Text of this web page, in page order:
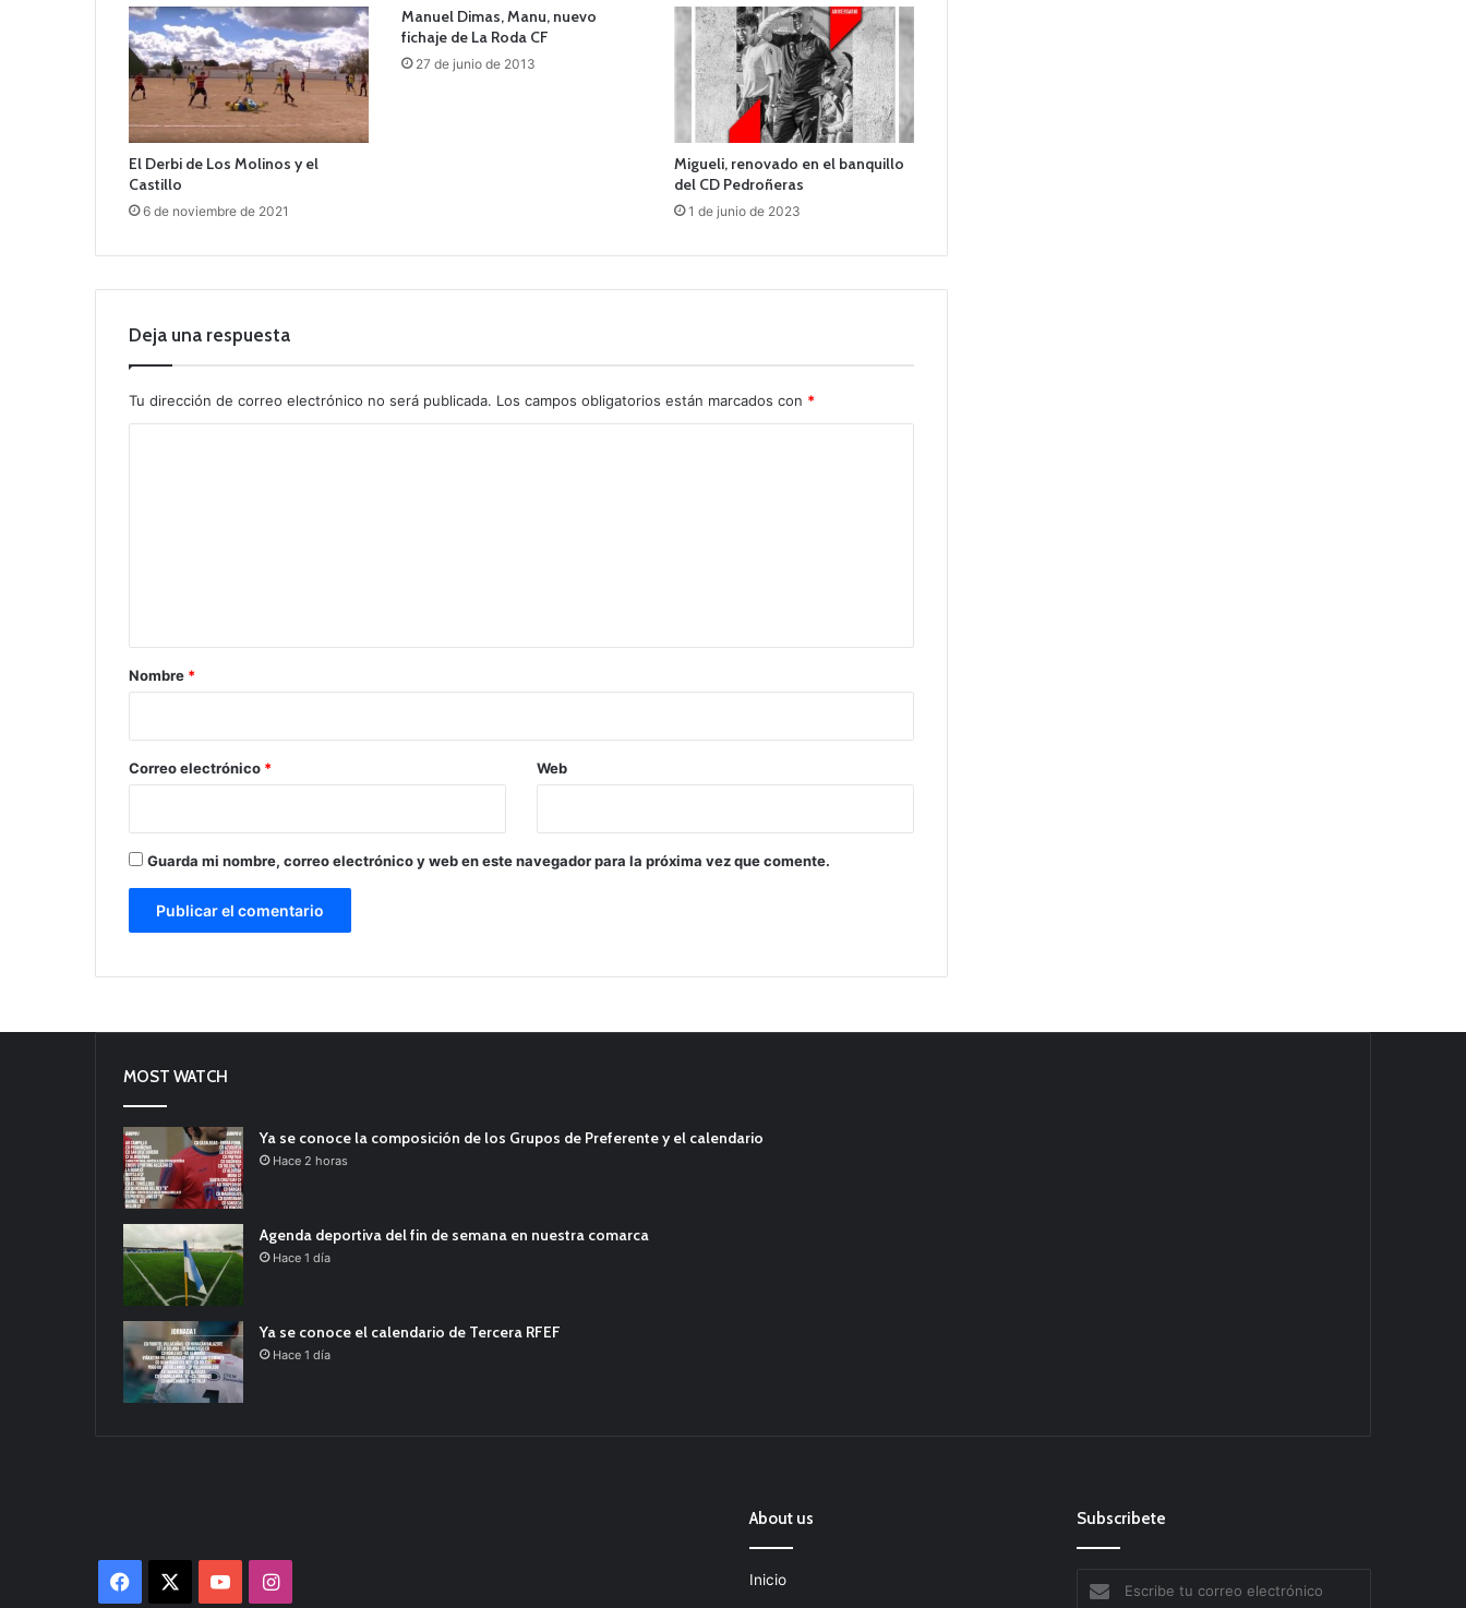
El Derbi de Los Molinos y el
Castillo
6 de noviembre de 2021
Manuel Dimas, Manu, nuevo
fichaje de La Roda CF
27 de junio de 2013
Migueli, renovado en el banquillo
del CD Pedroñeras
1 de junio de 2023
Deja una respuesta
Tu dirección de correo electrónico no será publicada. Los campos obligatorios están marcados con *
r
*
Nombre *
Correo electrónico * Web
Guarda mi nombre, correo electrónico y web en este navegador para la próxima vez que comente.
MOST WATCH
Ya se conoce la composición de los Grupos de Preferente y el calendario
Hace 2 horas
Agenda deportiva del fin de semana en nuestra comarca
Hace 1 día
Ya se conoce el calendario de Tercera RFEF
Hace 1 día
Facebook YouTubeInstagram
About us
Inicio
Subscribete
tu